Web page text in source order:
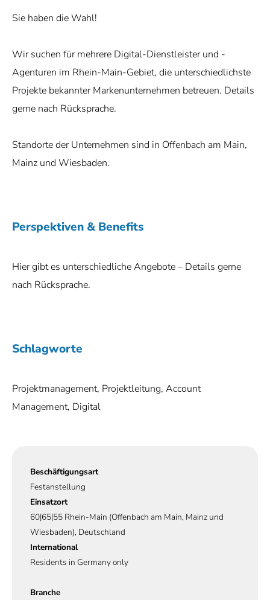
Sie haben die Wahl!
Wir suchen für mehrere Digital-Dienstleister und -
Agenturen im Rhein-Main-Gebiet, die unterschiedlichste
Projekte bekannter Markenunternehmen betreuen. Details
gerne nach Rücksprache.
Standorte der Unternehmen sind in Offenbach am Main,
Mainz und Wiesbaden.
Perspektiven & Benefits
Hier gibt es unterschiedliche Angebote – Details gerne
nach Rücksprache.
Schlagworte
Projektmanagement, Projektleitung, Account
Management, Digital
Beschäftigungsart
Festanstellung
Einsatzort
60|65|55 Rhein-Main (Offenbach am Main, Mainz und
Wiesbaden), Deutschland
International
Residents in Germany only
Branche